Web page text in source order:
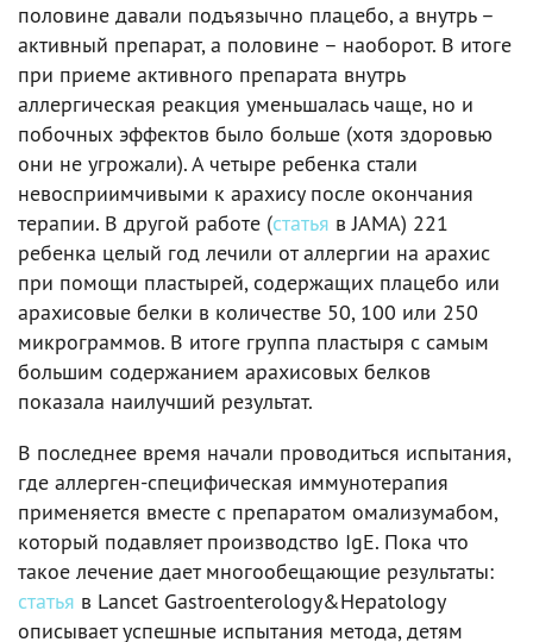
половине давали подъязычно плацебо, а внутрь –
активный препарат, а половине – наоборот. В итоге
при приеме активного препарата внутрь
аллергическая реакция уменьшалась чаще, но и
побочных эффектов было больше (хотя здоровью
они не угрожали). А четыре ребенка стали
невосприимчивыми к арахису после окончания
терапии. В другой работе (статья в JAMA) 221
ребенка целый год лечили от аллергии на арахис
при помощи пластырей, содержащих плацебо или
арахисовые белки в количестве 50, 100 или 250
микрограммов. В итоге группа пластыря с самым
большим содержанием арахисовых белков
показала наилучший результат.
В последнее время начали проводиться испытания,
где аллерген-специфическая иммунотерапия
применяется вместе с препаратом омализумабом,
который подавляет производство IgE. Пока что
такое лечение дает многообещающие результаты:
статья в Lancet Gastroenterology&Hepatology
описывает успешные испытания метода, детям